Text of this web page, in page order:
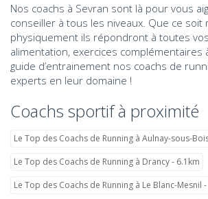
Nos coachs à Sevran sont là pour vous
conseiller à tous les niveaux. Que ce soit
physiquement ils répondront à toutes
alimentation, exercices complémentaires
guide d’entrainement nos coachs de
experts en leur domaine !
Coachs sportif à proximité
Le Top des Coachs de Running à Aulnay-sous-
Le Top des Coachs de Running à Drancy - 6.1km
Le Top des Coachs de Running à Le Blanc-Mesnil